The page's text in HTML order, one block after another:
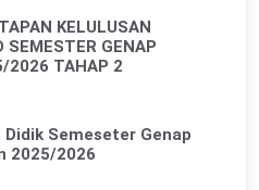
KELULUSAN
SEMESTER GENAP
2026 TAHAP 2
Semeseter Genap
2025/2026